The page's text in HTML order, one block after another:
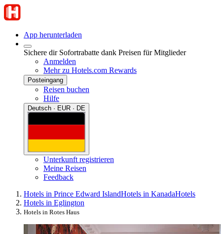
App herunterladen
Sichere dir Sofortrabatte dank Preisen für Mitglieder
Anmelden
Mehr zu Hotels.com Rewards
Posteingang
Reisen buchen
Hilfe
Deutsch · EUR · DE
Unterkunft registrieren
Meine Reisen
Feedback
Hotels in Prince Edward IslandHotels in KanadaHotels
Hotels in Eglington
Hotels in Rotes Haus